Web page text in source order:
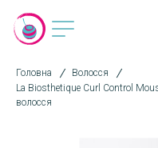
Головна
Волосся
La Biosthetique Curl Control
волосся